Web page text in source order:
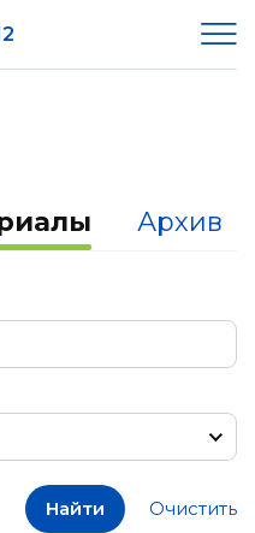
Архив
Найти Очистить